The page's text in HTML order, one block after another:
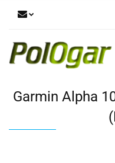
Garmin Alpha